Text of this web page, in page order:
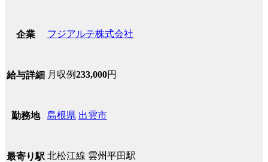
企業 フジアルテ株式会社
給与詳細 月収例233,000円
勤務地 島根県 出雲市
最寄り駅 北松江線 雲州平田駅